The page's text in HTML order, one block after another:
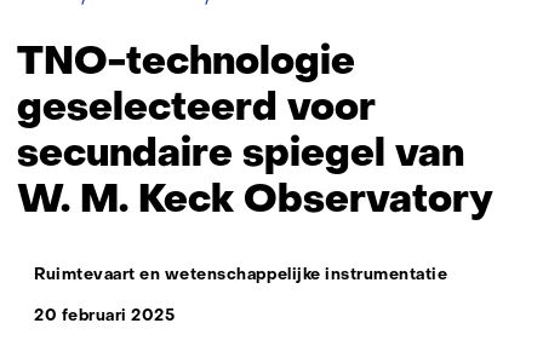
geselecteerd
voor
secundaire
spiegel
van
W.
M.
TNO-technologie
geselecteerd voor
secundaire spiegel van
W. M. Keck Observatory
Thema:
Ruimtevaart en wetenschappelijke instrumentatie
20 februari 2025